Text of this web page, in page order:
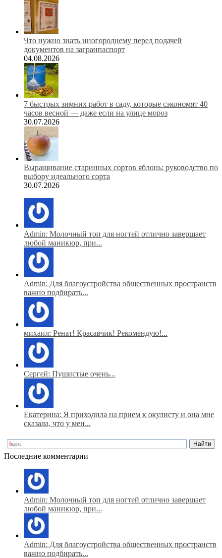
Что нужно знать иногороднему перед подачей
документов на загранпаспорт
04.08.2026
7 быстрых зимних работ в саду, которые сэкономят 40
часов весной — даже если на улице мороз
30.07.2026
Выращивание старинных сортов яблонь: руководство по
выбору идеального сорта
30.07.2026
Admin: Молочный топ для ногтей отлично завершает
любой маникюр, при...
Admin: Для благоустройства общественных пространств
важно подбирать...
михаил: Ренат! Красавчик! Рекомендую!...
Сергей: Пушистые очень...
Екатерина: Я приходила на прием к окулисту и она мне
сказала, что у мен...
Последние комментарии
Admin: Молочный топ для ногтей отлично завершает
любой маникюр, при...
Admin: Для благоустройства общественных пространств
важно подбирать...